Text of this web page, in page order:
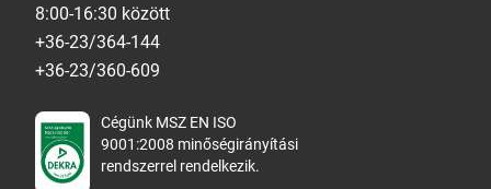
8:00-16:30 között
+36-23/364-144
+36-23/360-609
Cégünk MSZ EN ISO
9001:2008 minőségirányítási
rendszerrel rendelkezik.